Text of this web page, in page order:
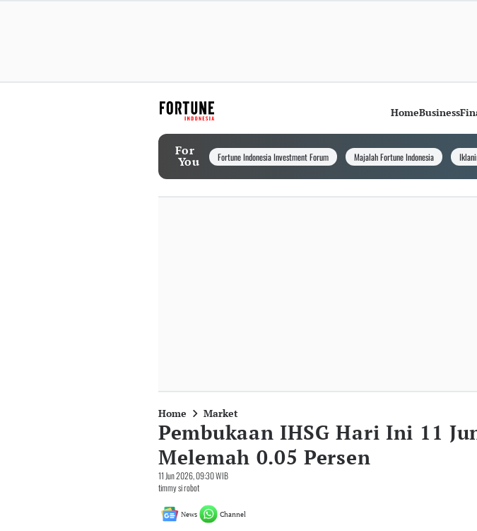
HomeBusiness
For
You Fortune Indonesia Investment Forum Majalah Fortune Indonesia
Home Market
Pembukaan IHSG Hari Ini 11
Melemah 0.05 Persen
11 Jun 2026, 09:30 WIB
timmy si robot
News Channel